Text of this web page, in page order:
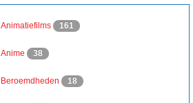
Animatiefilms 161
Anime 38
Beroemdheden 18